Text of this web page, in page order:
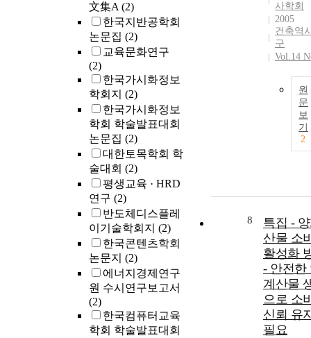
文集A(2)
한국지반공학회
논문집 (2)
교육문화연구
(2)
한국가시화정보
학회지 (2)
한국가시화정보
학회 학술발표대회
논문집 (2)
대한토목학회 학
술대회 (2)
평생교육 · HRD
연구 (2)
반도체디스플레
이기술학회지 (2)
한국콘텐츠학회
논문지 (2)
에너지경제연구
원 수시연구보고서
(2)
한국컴퓨터교육
학회 학술발표대회
사학회
2005
건축역
구
Vol.14
원
문
보
기
2
8
특집 -
산물 소
활성화
- 안전한
계산물
으로 소
신뢰 유
필요